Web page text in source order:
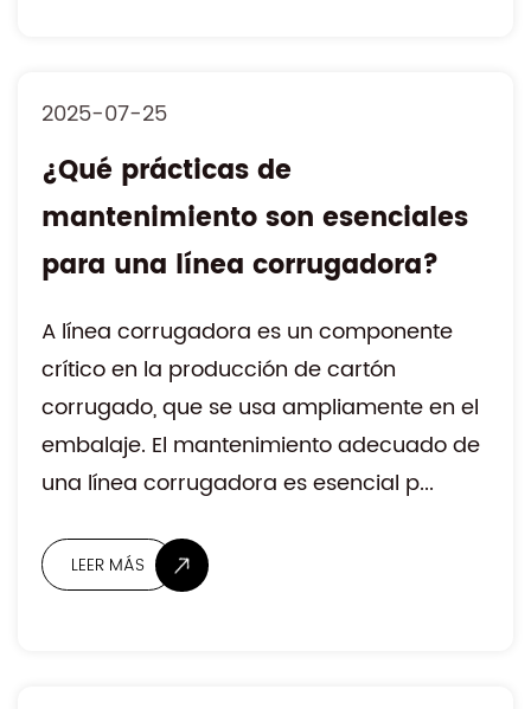
2025-07-25
¿Qué prácticas de
mantenimiento son esenciales
para una línea corrugadora?
A línea corrugadora es un componente
crítico en la producción de cartón
corrugado, que se usa ampliamente en el
embalaje. El mantenimiento adecuado de
una línea corrugadora es esencial p...